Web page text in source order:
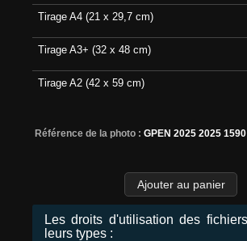
Tirage A4 (21 x 29,7 cm)
Tirage A3+ (32 x 48 cm)
Tirage A2 (42 x 59 cm)
Référence de la photo : GPEN 2025 2025 1590
Les droits d'utilisation des
leurs types :